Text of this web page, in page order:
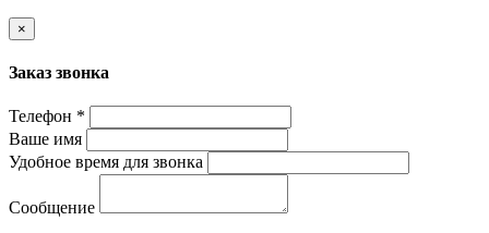
×
Заказ звонка
Телефон *
Ваше имя
Удобное время для звонка
Сообщение